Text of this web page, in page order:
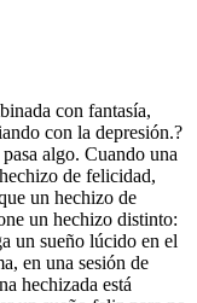
con fantasía,
con la depresión.?
algo. Cuando una
de felicidad,
un hechizo de
un hechizo distinto:
un sueño lúcido en el
en una sesión de
hechizada está